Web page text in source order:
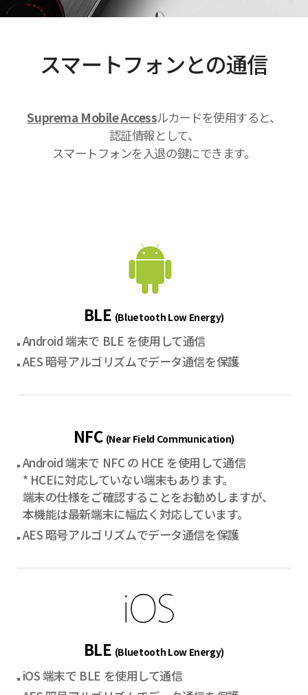
スマートフォンとの通信
Suprema Mobile Accessルカードを使用すると、
認証情報として、
スマートフォンを入退の鍵にできます。
BLE (Bluetooth Low Energy)
Android 端末で BLE を使用して通信
AES 暗号アルゴリズムでデータ通信を保護
NFC (Near Field Communication)
Android 端末で NFC の HCE を使用して通信
* HCEに対応していない端末もあります。
端末の仕様をご確認することをお勧めしますが、
本機能は最新端末に幅広く対応しています。
AES 暗号アルゴリズムでデータ通信を保護
BLE (Bluetooth Low Energy)
iOS 端末で BLE を使用して通信